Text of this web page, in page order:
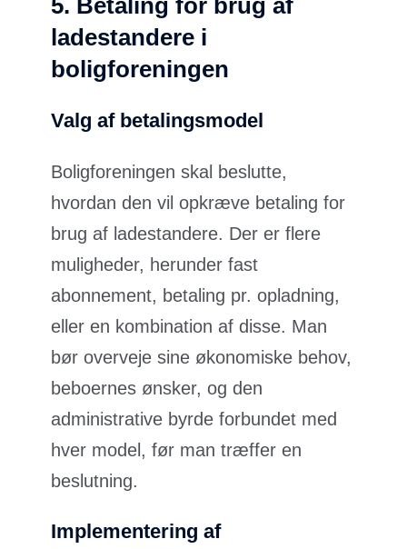
ladestandere i
boligforeningen
Valg af betalingsmodel
Boligforeningen skal beslutte,
hvordan den vil opkræve betaling for
brug af ladestandere. Der er flere
muligheder, herunder fast
abonnement, betaling pr. opladning,
eller en kombination af disse. Man
bør overveje sine økonomiske behov,
beboernes ønsker, og den
administrative byrde forbundet med
hver model, før man træffer en
beslutning.
Implementering af